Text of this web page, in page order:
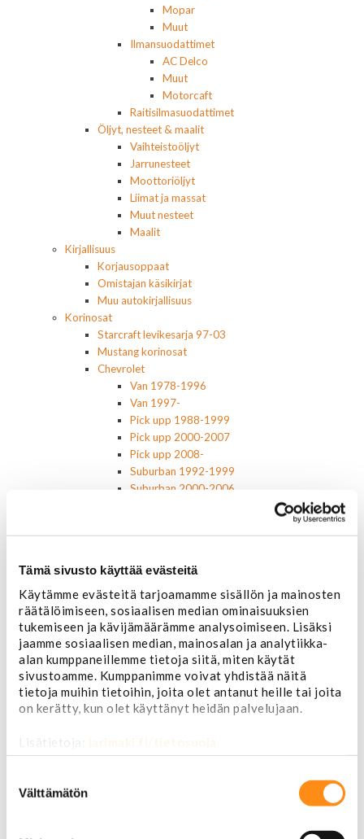
Tämä sivusto käyttää evästeitä
Käytämme evästeitä tarjoamamme sisällön ja mainosten
räätälöimiseen, sosiaalisen median ominaisuuksien
tukemiseen ja kävijämäärämme analysoimiseen. Lisäksi
jaamme sosiaalisen median, mainosalan ja analytiikka-
alan kumppaneillemme tietoja siitä, miten käytät
sivustoamme. Kumppanimme voivat yhdistää näitä
tietoja muihin tietoihin, joita olet antanut heille tai joita
on kerätty, kun olet käyttänyt heidän palvelujaan.
Lisätietoja: jarimaki.fi/tietosuoja
valinta
Välttämätön
Mopar
Muut
Ilmansuodattimet
AC Delco
Muut
Motorcaft
Raitisilmasuodattimet
Öljyt, nesteet & maalit
Vaihteistoöljyt
Jarrunesteet
Moottoriöljyt
Liimat ja massat
Muut nesteet
Maalit
Kirjallisuus
Korjausoppaat
Omistajan käsikirjat
Muu autokirjallisuus
Korinosat
Starcraft levikesarja 97-03
Mustang korinosat
Chevrolet
Van 1978-1996
Van 1997-
Pick upp 1988-1999
Pick upp 2000-2007
Pick upp 2008-
Suburban 1992-1999
Suburban 2000-2006
Chevrolet muut
Dodge
Chrysler
Pontiac
Buick
Jeep
Lasit, ikkunatarvikkeet
Sivulasit/takalasit
Tuulilasit
Tuulilasin pyyhkijän osat
Sivulasivisiirit ja tuuliohjaimet